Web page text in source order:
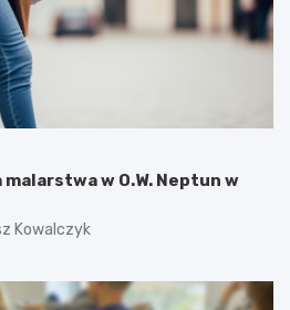
w O.W. Neptun w
Kowalczyk